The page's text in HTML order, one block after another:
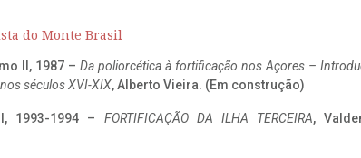
do Monte Brasil
II, 1987 – Da poliorcética à fortificação nos Açores –
séculos XVI-XIX, Alberto Vieira. (Em construção)
1993-1994 – FORTIFICAÇÃO DA ILHA TERCEIRA,